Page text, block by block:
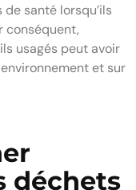
santé lorsqu’ils
conséquent,
usagés peut avoir
et sur
déchets